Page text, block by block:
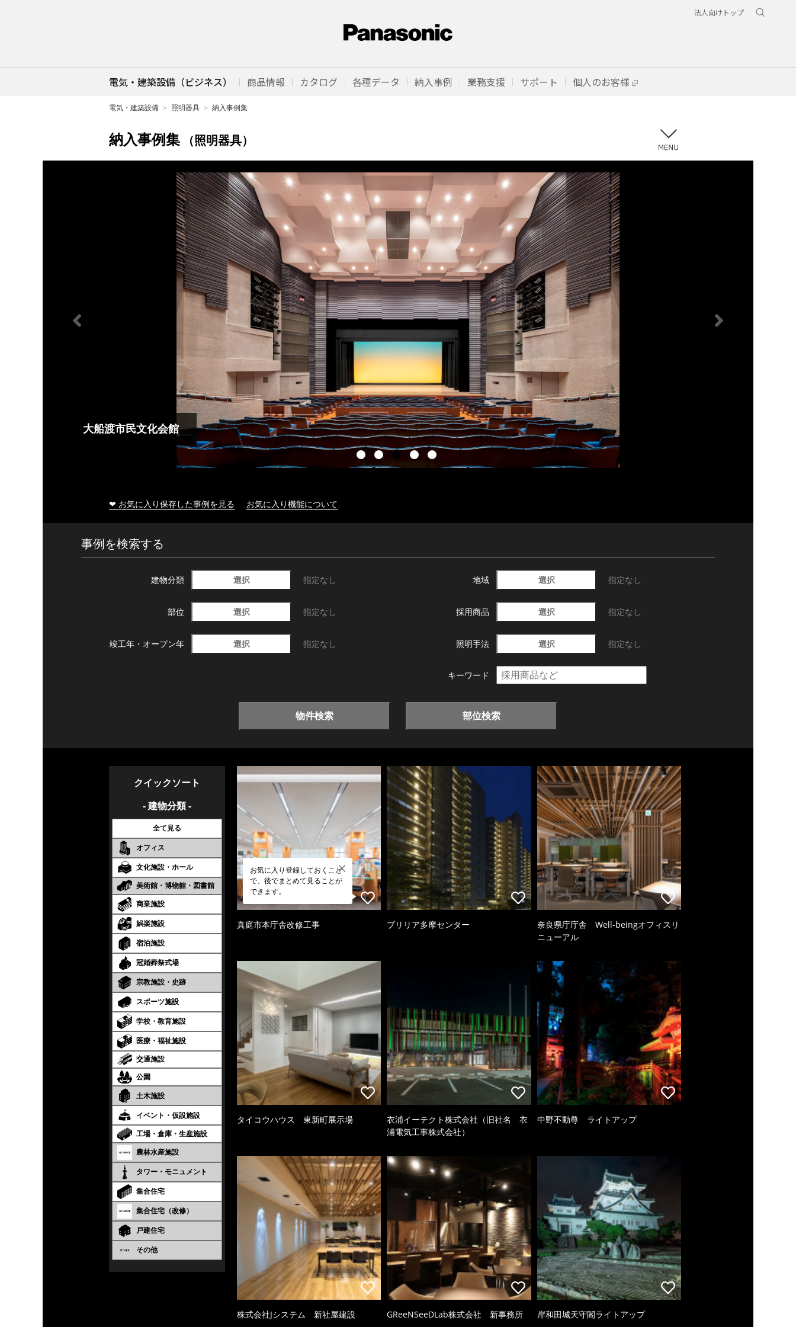
法人向けトップ
電気・建築設備（ビジネス） 商品情報 カタログ 各種データ 納入事例 業務支援 サポート 個人のお客様
電気・建築設備 照明器具 納入事例集
納入事例集 （照明器具）
大船渡市民文化会館
❤ お気に入り保存した事例を見る お気に入り機能について
事例を検索する
建物分類 選択 指定なし 地域 選択 指定なし
部位 選択 指定なし 採用商品 選択 指定なし
竣工年・ オープン年 選択 指定なし 照明手法 選択 指定なし
キーワード
物件検索 部位検索
クイックソート
- 建物分類 -
全て見る
オフィス
文化施設・ホール
美術館・博物館・図書館
商業施設
娯楽施設
宿泊施設
冠婚葬祭式場
宗教施設・史跡
スポーツ施設
学校・教育施設
医療・福祉施設
交通施設
公園
土木施設
イベント・仮設施設
工場・倉庫・生産施設
農林水産施設
タワー・モニュメント
集合住宅
集合住宅（改修）
戸建住宅
その他
お気に入り登録しておくこと
で、後でまとめて見ることが
できます。
真庭市本庁舎改修工事 ブリリア多摩センター
奈良県庁庁舎 Well-beingオフィスリ
ニューアル
タイコウハウス 東新町展示場
衣浦イーテクト株式会社（旧社名 衣
浦電気工事株式会社）
中野不動尊 ライトアップ
株式会社Jシステム 新社屋建設 GReeNSeeDLab株式会社 新事務所 岸和田城天守閣ライトアップ